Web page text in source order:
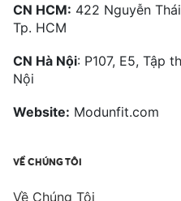
CN HCM: 422 Nguyễn
Tp. HCM
CN Hà Nội: P107, E5, Tập
Nội
Website: Modunfit.com
VỀ CHÚNG TÔI
Về Chúng Tôi